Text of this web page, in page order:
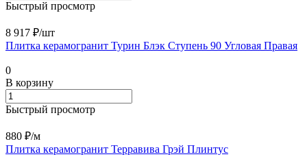
Быстрый просмотр
8 917 ₽/шт
Плитка керамогранит Турин Блэк Ступень 90 Угловая Правая
0
В корзину
Быстрый просмотр
880 ₽/м
Плитка керамогранит Терравива Грэй Плинтус